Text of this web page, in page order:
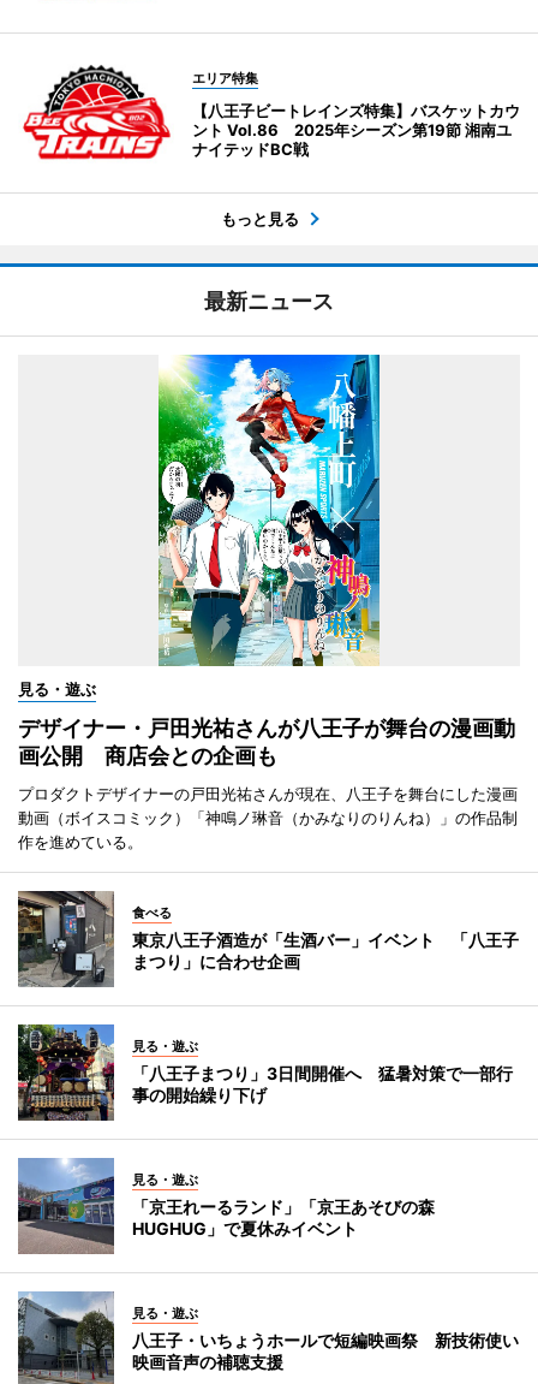
エリア特集
【八王子ビートレインズ特集】バスケットカウ
ント Vol.86 2025年シーズン第19節 湘南ユ
ナイテッドBC戦
もっと見る
最新ニュース
見る・遊ぶ
デザイナー・戸田光祐さんが八王子が舞台の漫画動
画公開 商店会との企画も
プロダクトデザイナーの戸田光祐さんが現在、八王子を舞台にした漫画
動画（ボイスコミック）「神鳴ノ琳音（かみなりのりんね）」の作品制
作を進めている。
食べる
東京八王子酒造が「生酒バー」イベント 「八王子
まつり」に合わせ企画
見る・遊ぶ
「八王子まつり」3日間開催へ 猛暑対策で一部行
事の開始繰り下げ
見る・遊ぶ
「京王れーるランド」「京王あそびの森
HUGHUG」で夏休みイベント
見る・遊ぶ
八王子・いちょうホールで短編映画祭 新技術使い
映画音声の補聴支援